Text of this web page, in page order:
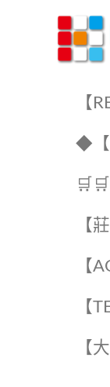
【
◆【
【
【
【
【